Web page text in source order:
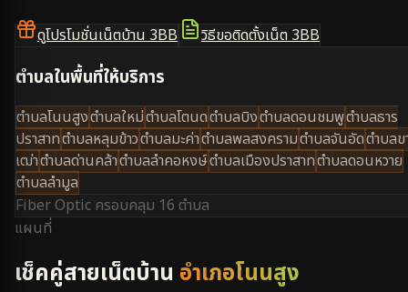
ดูโปรโมชั่นเน็ตบ้าน 3BB วิธีขอติดตั้งเน็ต 3BB
ตำบลในพื้นที่ให้บริการ
ตำบลโนนสูงตำบลใหม่ตำบลโตนดตำบลบิงตำบลดอนชมพูตำบลธาร
ปราสาทตำบลหลุมข้าวตำบลมะค่าตำบลพลสงครามตำบลจันอัดตำบล
เฒ่าตำบลด่านคล้าตำบลลำคอหงษ์ตำบลเมืองปราสาทตำบลดอนหวาย
ตำบลลำมูล
Fiber Optic ครอบคลุม 16 ตำบล
แผนที่
เช็คคู่สายเน็ตบ้าน อำเภอโนนสูง